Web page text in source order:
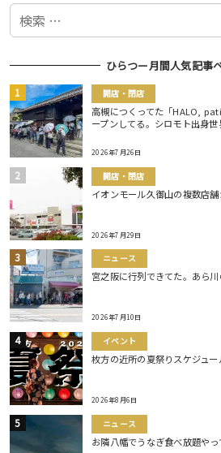
検
ひらつー月間人気記事
開店・閉店
高槻につくってた「HALO,
ープンしてる。シロモト出身
2026年7月26日
開店・閉店
イオンモール久御山の複数店
2026年7月29日
ニュース
宮之阪に行列できてた。あら
2026年7月10日
イベント
枚方の近所の夏祭りスケジュー
2026年8月6日
ニュース
お隣八幡でうなぎ食べ放題やっ